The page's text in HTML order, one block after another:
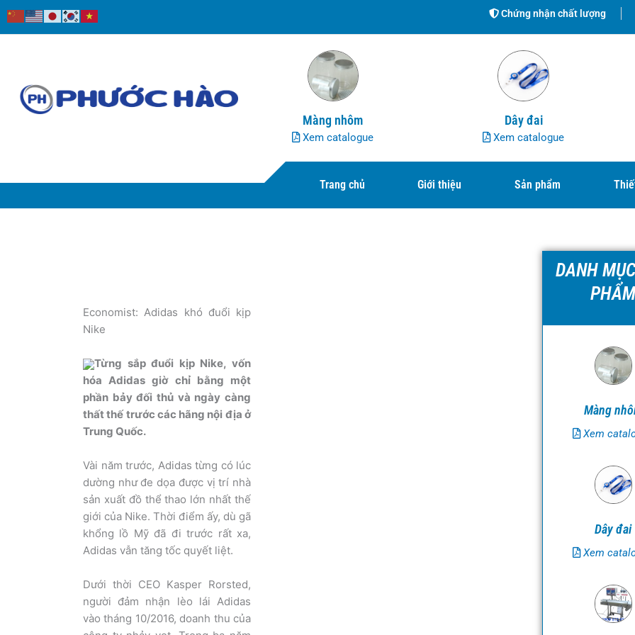
Nhảy
tới
Chứng nhận chất lượng
Màng nhôm
Xem catalogue
Dây đai
Xem catalogue
Trang chủ Giới thiệu Sản phẩm
Economist: Adidas khó đuổi kịp
Nike
Từng sắp đuổi kịp Nike, vốn
hóa Adidas giờ chỉ bằng một
phần bảy đối thủ và ngày càng
thất thế trước các hãng nội địa ở
Trung Quốc.
Vài năm trước, Adidas từng có lúc
dường như đe dọa được vị trí nhà
sản xuất đồ thể thao lớn nhất thế
giới của Nike. Thời điểm ấy, dù gã
khổng lồ Mỹ đã đi trước rất xa,
Adidas vẫn tăng tốc quyết liệt.
Dưới thời CEO Kasper Rorsted,
người đảm nhận lèo lái Adidas
vào tháng 10/2016, doanh thu của
DANH
Màng
Xem
Dây đai
Xem